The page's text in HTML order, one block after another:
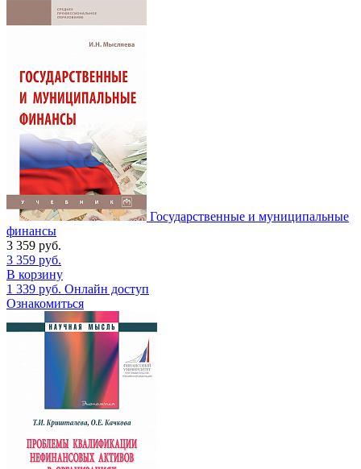
Государственные и муниципальные
финансы
3 359 руб.
3 359 руб.
В корзину
1 339 руб. Онлайн доступ
Ознакомиться